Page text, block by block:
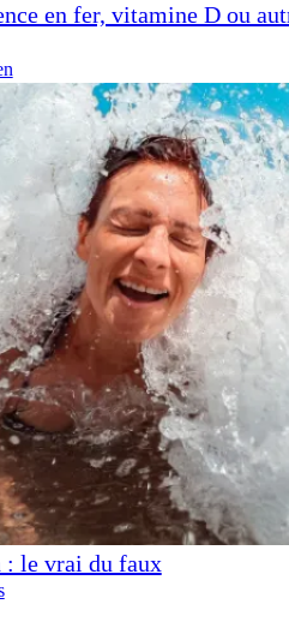
en fer, vitamine D ou
: le vrai du faux